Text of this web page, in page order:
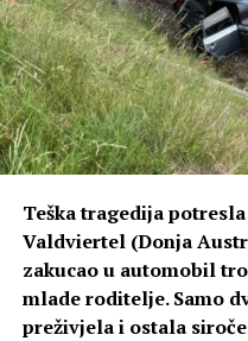
Teška tragedija
Valdviertel (Donja
zakucao u automobil
mlade roditelje. Samo
preživjela i ostala